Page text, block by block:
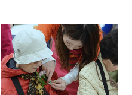
이날 대회는 장애인과 비장애인이 한자리
에 모여 깊은 유대감을 나누는 볼링 축제의
장으로 채워졌다.
비장애인 참가자들은 직접 휠체어에 앉아
함께 공을 굴리며 장애에 대한 편견을 허물
고 아름다운 소통의 순간을 만들어냈다.